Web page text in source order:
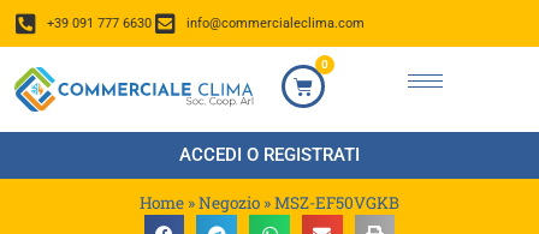
+39 091 777 6630 info@commercialeclima.com
0
ACCEDI O REGISTRATI
Home »Negozio »MSZ-EF50VGKB